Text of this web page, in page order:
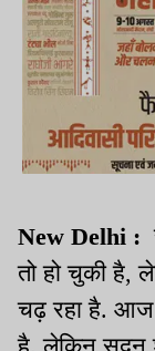
New Delhi :
तो हो चुकी है,
चढ़ रहा है. आज